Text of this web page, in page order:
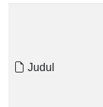
Judul